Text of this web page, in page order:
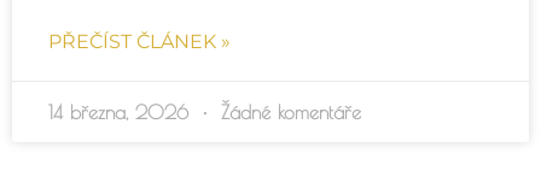
PŘEČÍST ČLÁNEK »
14 března, 2026 Žádné komentáře